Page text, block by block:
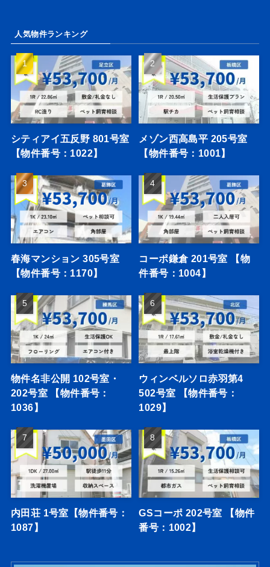
人気物件ランキング
シティアイ五反野 801号室
【物件番号：1022】
メゾン西高島平 205号室
【物件番号：1001】
春海マンション 305号室
【物件番号：1170】
コーポ鎌倉 201号室 【物
件番号：1004】
物件名非公開 102号室・
202号室 【物件番号：
1036】
ウィンベルソロ赤羽第4
502号室 【物件番号：
1029】
内田荘 1号室【物件番号：
1087】
GSコーポ 202号室 【物件
番号：1002】